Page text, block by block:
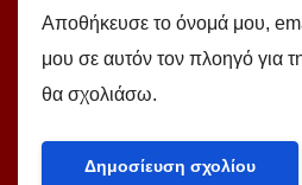
Αποθήκευσε το όνομά μου,
μου σε αυτόν τον πλοηγό για
θα σχολιάσω.